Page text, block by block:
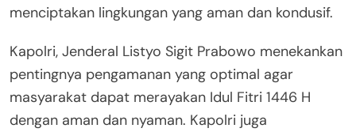
menciptakan lingkungan yang aman dan kondusif.
Kapolri, Jenderal Listyo Sigit Prabowo menekankan
pentingnya pengamanan yang optimal agar
masyarakat dapat merayakan Idul Fitri 1446 H
dengan aman dan nyaman. Kapolri juga